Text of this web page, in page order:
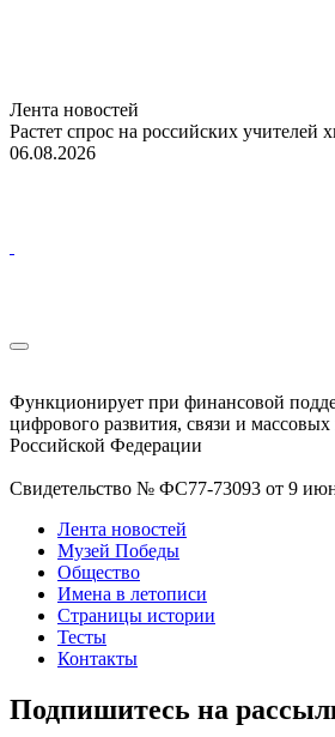
Лента новостей
Растет спрос на российских учителей
06.08.2026
Функционирует при финансовой
цифрового развития, связи и
Российской Федерации
Свидетельство № ФС77-73093 от 9
Лента новостей
Музей Победы
Общество
Имена в летописи
Страницы истории
Тесты
Контакты
Подпишитесь на